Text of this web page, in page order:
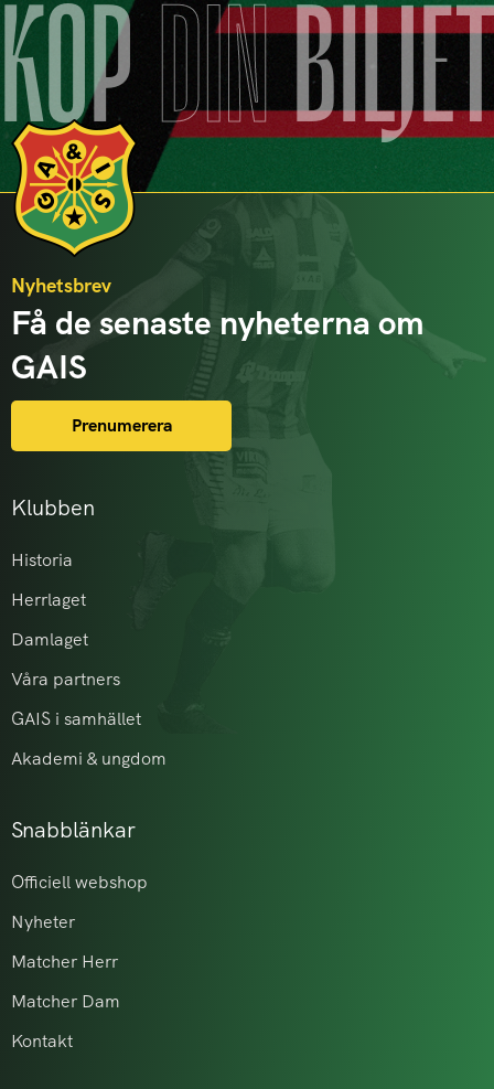
KÖPDIN
Klubben
Historia
Herrlaget
Damlaget
Våra partners
GAIS i samhället
Akademi & ungdom
Snabblänkar
Officiell webshop
Nyheter
Matcher Herr
Matcher Dam
Kontakt
Nyhetsbrev
Få de senaste nyheterna om
GAIS
Prenumerera